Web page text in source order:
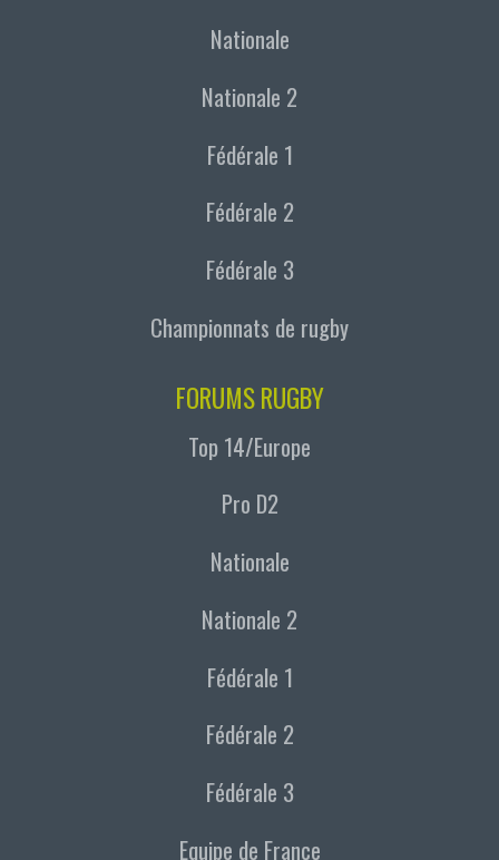
Nationale
Nationale 2
Fédérale 1
Fédérale 2
Fédérale 3
Championnats de rugby
FORUMS RUGBY
Top 14/Europe
Pro D2
Nationale
Nationale 2
Fédérale 1
Fédérale 2
Fédérale 3
Equipe de France